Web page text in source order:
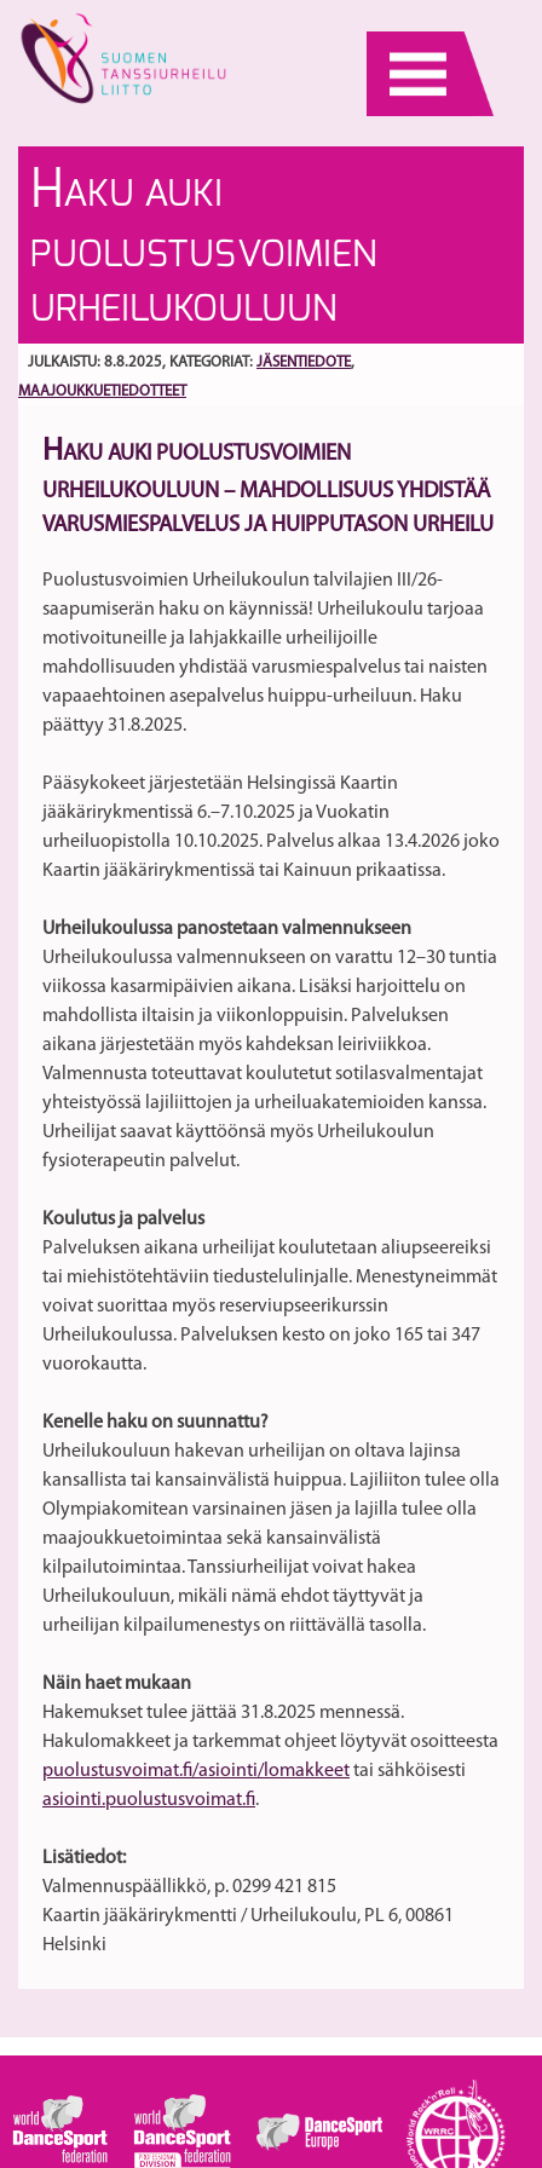
content
H AKU AUKI
PUOLUSTUSVOIMIEN
URHEILUKOULUUN
JULKAISTU: 8.8.2025, KATEGORIAT: JÄSENTIEDOTE,
MAAJOUKKUETIEDOTTEET
HAKU AUKI PUOLUSTUSVOIMIEN
URHEILUKOULUUN – MAHDOLLISUUS YHDISTÄÄ
VARUSMIESPALVELUS JA HUIPPUTASON URHEILU
Puolustusvoimien Urheilukoulun talvilajien III/26-
saapumiserän haku on käynnissä! Urheilukoulu tarjoaa
motivoituneille ja lahjakkaille urheilijoille
mahdollisuuden yhdistää varusmiespalvelus tai naisten
vapaaehtoinen asepalvelus huippu-urheiluun. Haku
päättyy 31.8.2025.
Pääsykokeet järjestetään Helsingissä Kaartin
jääkärirykmentissä 6.–7.10.2025 ja Vuokatin
urheiluopistolla 10.10.2025. Palvelus alkaa 13.4.2026 joko
Kaartin jääkärirykmentissä tai Kainuun prikaatissa.
Urheilukoulussa panostetaan valmennukseen
Urheilukoulussa valmennukseen on varattu 12–30 tuntia
viikossa kasarmipäivien aikana. Lisäksi harjoittelu on
mahdollista iltaisin ja viikonloppuisin. Palveluksen
aikana järjestetään myös kahdeksan leiriviikkoa.
Valmennusta toteuttavat koulutetut sotilasvalmentajat
yhteistyössä lajiliittojen ja urheiluakatemioiden kanssa.
Urheilijat saavat käyttöönsä myös Urheilukoulun
fysioterapeutin palvelut.
Koulutus ja palvelus
Palveluksen aikana urheilijat koulutetaan aliupseereiksi
tai miehistötehtäviin tiedustelulinjalle. Menestyneimmät
voivat suorittaa myös reserviupseerikurssin
Urheilukoulussa. Palveluksen kesto on joko 165 tai 347
vuorokautta.
Kenelle haku on suunnattu?
Urheilukouluun hakevan urheilijan on oltava lajinsa
kansallista tai kansainvälistä huippua. Lajiliiton tulee olla
Olympiakomitean varsinainen jäsen ja lajilla tulee olla
maajoukkuetoimintaa sekä kansainvälistä
kilpailutoimintaa. Tanssiurheilijat voivat hakea
Urheilukouluun, mikäli nämä ehdot täyttyvät ja
urheilijan kilpailumenestys on riittävällä tasolla.
Näin haet mukaan
Hakemukset tulee jättää 31.8.2025 mennessä.
Hakulomakkeet ja tarkemmat ohjeet löytyvät osoitteesta
puolustusvoimat.fi/asiointi/lomakkeettai sähköisesti
asiointi.puolustusvoimat.fi.
Lisätiedot:
Valmennuspäällikkö, p. 0299 421 815
Kaartin jääkärirykmentti / Urheilukoulu, PL 6, 00861
Helsinki